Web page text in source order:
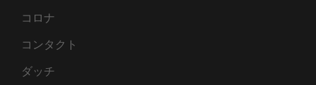
コロナ
コンタクト
ダッチ